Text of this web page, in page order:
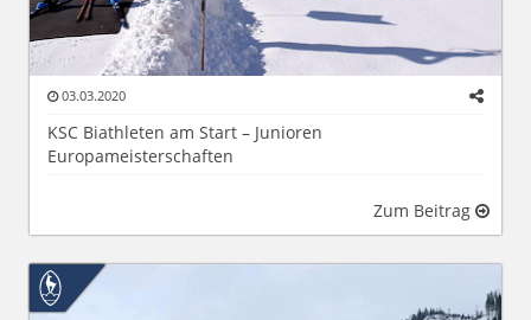
03.03.2020
KSC Biathleten am Start – Junioren
Europameisterschaften
Zum Beitrag